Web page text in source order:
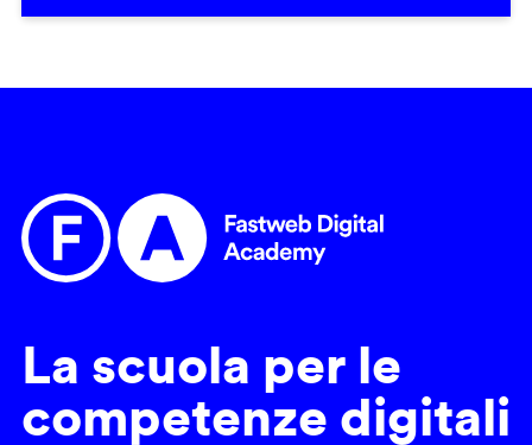
La scuola per le
competenze digitali